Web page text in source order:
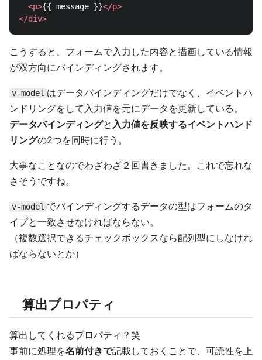
<p>{{ message }}</p>
</div>
こうすると、フォームで入力した内容と描画している情報
が双方向にバインディングされます。
v-model はデータバインディングだけでなく、イベントハ
ンドリングをして入力値を元にデータを更新している。
データバインディングと 入力値を反映するイベントハンド
リングの2つを同時に行う。
大事なことなのでわざわざ２回書きました。これで忘れな
さそうですね。
v-model でバインディングするデータの型はフォームのタ
イプと一致させなければならない。
（複数選択できるチェックボックスなら配列型にしなけれ
ばならないとか）
算出プロパティ
算出してくれるプロパティ？笑
事前に処理を名前付きで記載しておくことで、可読性を上